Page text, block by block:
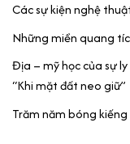
Các sự kiện nghệ
Những miền quang
Địa – mỹ học của sự
“Khi mặt đất neo giữ”
Trăm năm bóng kiếng